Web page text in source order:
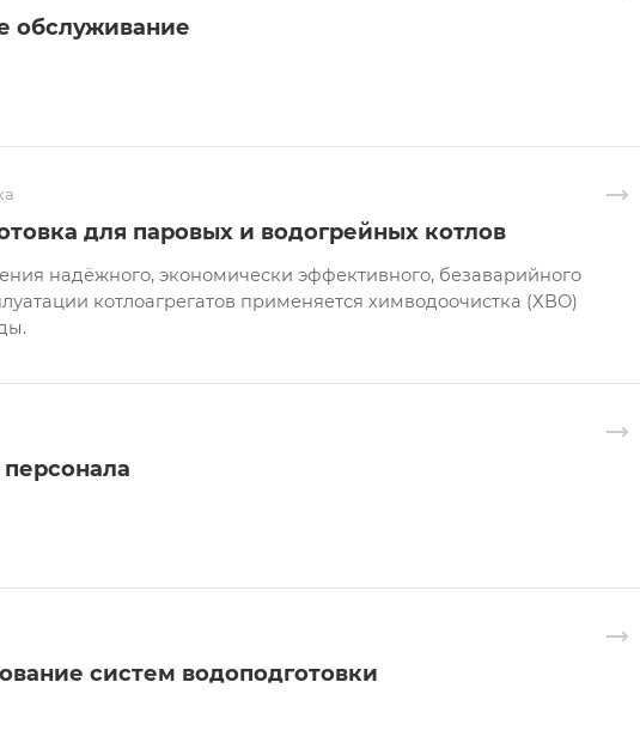
обслуживание
для паровых и водогрейных котлов
надёжного, экономически эффективного, безаварийного
котлоагрегатов применяется химводоочистка (ХВО)
систем водоподготовки